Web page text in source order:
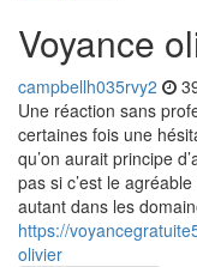
Voyance
campbellh035rvy2
Une réaction sans
certaines fois une
qu’on aurait principe
pas si c’est le
autant dans les
https://
olivier